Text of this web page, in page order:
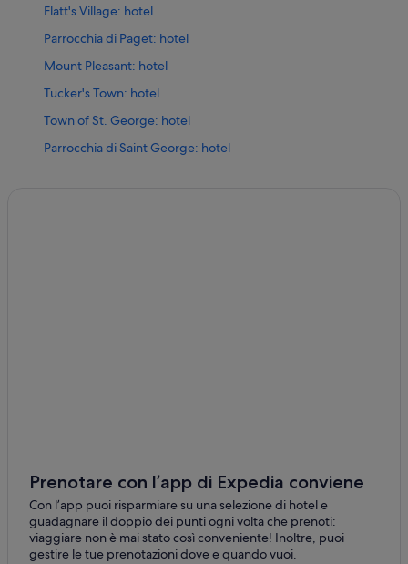
Flatt's Village: hotel
Parrocchia di Paget: hotel
Mount Pleasant: hotel
Tucker's Town: hotel
Town of St. George: hotel
Parrocchia di Saint George: hotel
Crawl Hill: hotel
Somerset Village: Case private in affitto
Parrocchia di Paget: Case private in affitto
Prenotare con l’app di Expedia conviene
Con l’app puoi risparmiare su una selezione di hotel e
guadagnare il doppio dei punti ogni volta che prenoti:
viaggiare non è mai stato così conveniente! Inoltre, puoi
gestire le tue prenotazioni dove e quando vuoi.